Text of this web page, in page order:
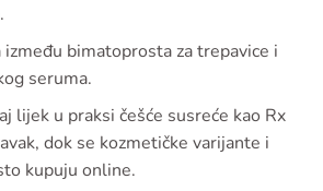
između bimatoprosta za trepavice i
seruma.
lijek u praksi češće susreće kao Rx
dok se kozmetičke varijante i
kupuju online.